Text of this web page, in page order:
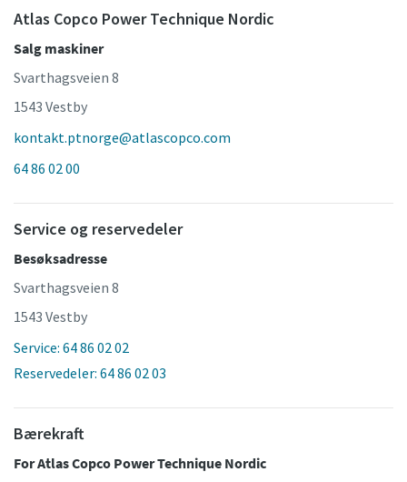
Atlas Copco Power Technique Nordic
Salg maskiner
Svarthagsveien 8
1543 Vestby
kontakt.ptnorge@atlascopco.com
64 86 02 00
Service og reservedeler
Besøksadresse
Svarthagsveien 8
1543 Vestby
Service: 64 86 02 02
Reservedeler: 64 86 02 03
Bærekraft
For Atlas Copco Power Technique Nordic